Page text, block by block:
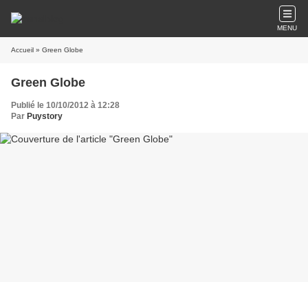
MENU
Accueil » Green Globe
Green Globe
Publié le 10/10/2012 à 12:28
Par Puystory